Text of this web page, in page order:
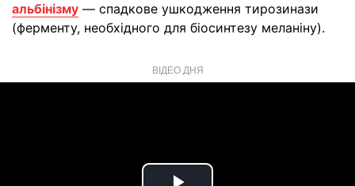
альбінізму — спадкове ушкодження тирозинази
(ферменту, необхідного для біосинтезу меланіну).
ВІДЕО ДНЯ